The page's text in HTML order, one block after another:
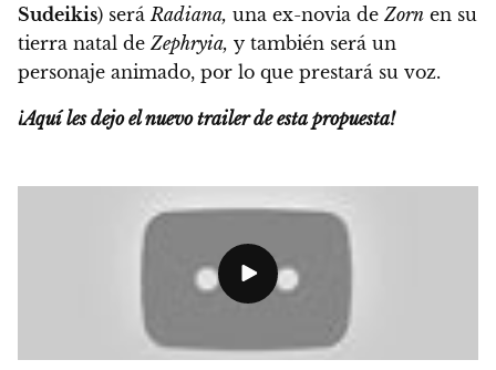
Sudeikis) seráRadiana, una ex-novia de Zorn en su
tierra natal de Zephryia, y también será un
personaje animado, por lo que prestará su voz.
¡Aquí les dejo el nuevo trailer de esta propuesta!